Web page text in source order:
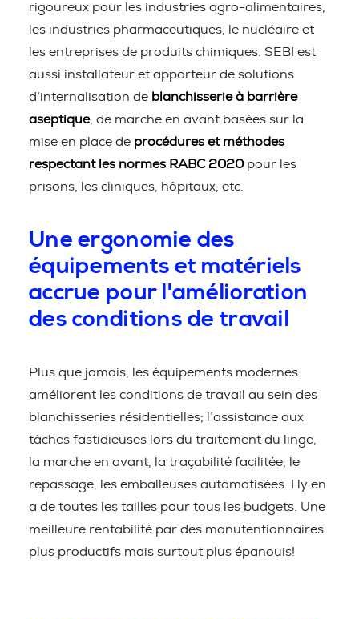
rigoureux pour les industries agro-alimentaires,
les industries pharmaceutiques, le nucléaire et
les entreprises de produits chimiques. SEBI est
aussi installateur et apporteur de solutions
d’internalisation de blanchisserie à barrière
aseptique, de marche en avant basées sur la
mise en place de procédures et méthodes
respectant les normes RABC 2020 pour les
prisons, les cliniques, hôpitaux, etc.
Une ergonomie des
équipements et matériels
accrue pour l'amélioration
des conditions de travail
Plus que jamais, les équipements modernes
améliorent les conditions de travail au sein des
blanchisseries résidentielles; l’assistance aux
tâches fastidieuses lors du traitement du linge,
la marche en avant, la traçabilité facilitée, le
repassage, les emballeuses automatisées. I ly en
a de toutes les tailles pour tous les budgets. Une
meilleure rentabilité par des manutentionnaires
plus productifs mais surtout plus épanouis!